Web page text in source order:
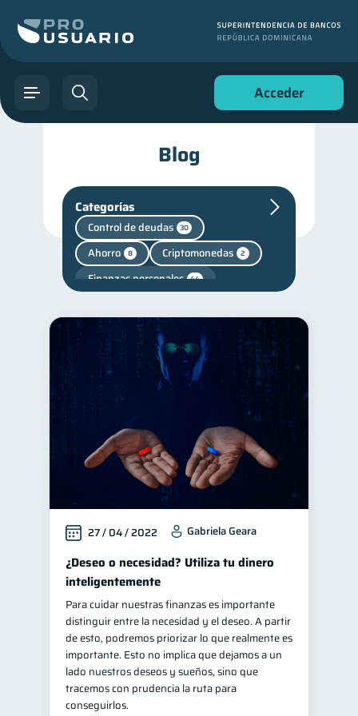
Acceder
Blog
Categorías
Control de deudas 30
Ahorro 8 Criptomonedas 2
Finanzas personales 44
Educación financiera
Finanzas para jóvenes 30
Finanzas familiares 25
Inclusión financiera
Bienestar financiero
Finanzas para mujeres 20
Seguridad financiera 13
Salud financiera 12
Productos financieros 11
Organización Financiera 10
Deudas 10
Entidad financiera 8
Préstamos 8 Consejos 6
Tarjeta de crédito
Historial crediticio 6
27 / 04 / 2022 Gabriela Geara
¿Deseo o necesidad? Utiliza tu dinero
inteligentemente
Para cuidar nuestras finanzas es importante
distinguir entre la necesidad y el deseo. A partir
de esto, podremos priorizar lo que realmente es
importante. Esto no implica que dejamos a un
lado nuestros deseos y sueños, sino que
tracemos con prudencia la ruta para
conseguirlos.